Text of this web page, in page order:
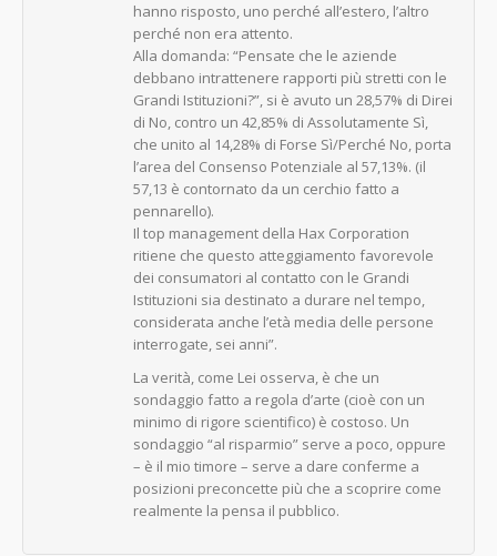
hanno risposto, uno perché all’estero, l’altro
perché non era attento.
Alla domanda: “Pensate che le aziende
debbano intrattenere rapporti più stretti con le
Grandi Istituzioni?”, si è avuto un 28,57% di Direi
di No, contro un 42,85% di Assolutamente Sì,
che unito al 14,28% di Forse Sì/Perché No, porta
l’area del Consenso Potenziale al 57,13%. (il
57,13 è contornato da un cerchio fatto a
pennarello).
Il top management della Hax Corporation
ritiene che questo atteggiamento favorevole
dei consumatori al contatto con le Grandi
Istituzioni sia destinato a durare nel tempo,
considerata anche l’età media delle persone
interrogate, sei anni”.
La verità, come Lei osserva, è che un
sondaggio fatto a regola d’arte (cioè con un
minimo di rigore scientifico) è costoso. Un
sondaggio “al risparmio” serve a poco, oppure
– è il mio timore – serve a dare conferme a
posizioni preconcette più che a scoprire come
realmente la pensa il pubblico.